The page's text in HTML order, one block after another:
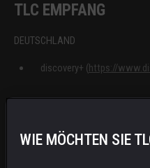
TLC EMPFANG
DEUTSCHLAND
discovery+ (https://
WIE MÖCHTEN SIE